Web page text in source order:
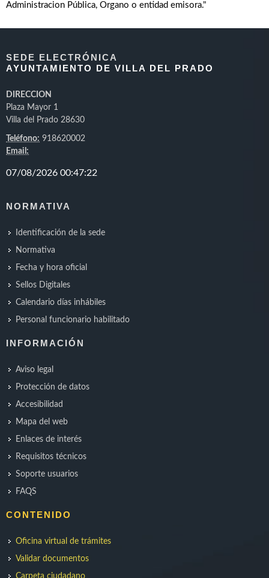
Administracion Pública, Organo o entidad emisora."
SEDE ELECTRÓNICA
AYUNTAMIENTO DE VILLA DEL PRADO
DIRECCION
Plaza Mayor 1
Villa del Prado 28630
Teléfono: 918620002
Email:
NORMATIVA
Identificación de la sede
Normativa
Fecha y hora oficial
Sellos Digitales
Calendario días inhábiles
Personal funcionario habilitado
INFORMACIÓN
Aviso legal
Protección de datos
Accesibilidad
Mapa del web
Enlaces de interés
Requisitos técnicos
Soporte usuarios
FAQS
CONTENIDO
Oficina virtual de trámites
Validar documentos